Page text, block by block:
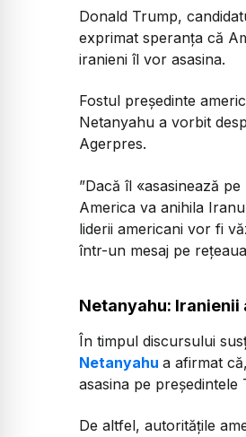
Donald Trump,
exprimat speranța că
iranieni îl vor asasina.
Fostul președinte
Netanyahu a vorbit
Agerpres.
”Dacă îl «asasinează
America va anihila
liderii americani vor fi
într-un mesaj pe
Netanyahu:
În timpul discursului
Netanyahu a afirmat
asasina pe preşedintele
De altfel, autorităţile